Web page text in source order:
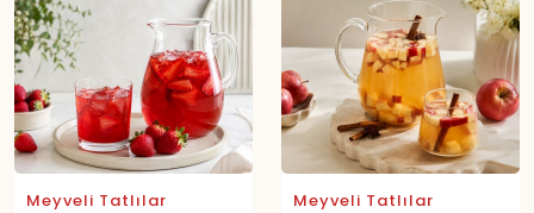
Meyveli Tatlılar
Meyveli Tatlılar